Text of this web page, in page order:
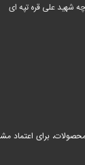
شهید علی قره تپه ای
حرفه ای خود قرار داده؛ توجه به کیفیت